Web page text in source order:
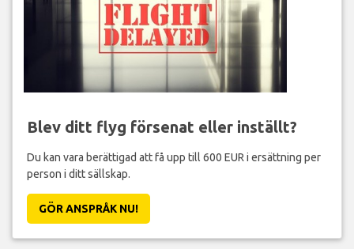
Blev ditt flyg försenat eller inställt?
Du kan vara berättigad att få upp till 600 EUR i ersättning per
person i ditt sällskap.
GÖR ANSPRÅK NU!